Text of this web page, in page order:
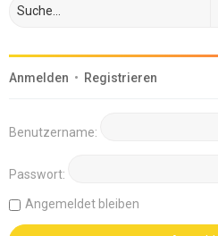
Anmelden • Registrieren
Benutzername:
Passwort:
Angemeldet bleiben